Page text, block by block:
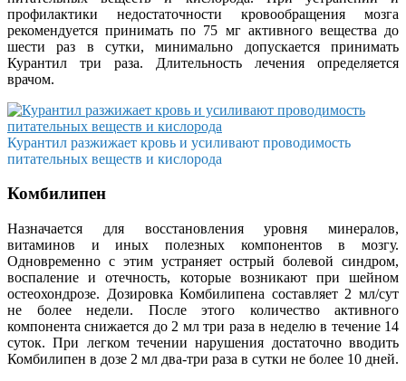
профилактики недостаточности кровообращения мозга
рекомендуется принимать по 75 мг активного вещества до
шести раз в сутки, минимально допускается принимать
Курантил три раза. Длительность лечения определяется
врачом.
Курантил разжижает кровь и усиливают проводимость
питательных веществ и кислорода
Комбилипен
Назначается для восстановления уровня минералов,
витаминов и иных полезных компонентов в мозгу.
Одновременно с этим устраняет острый болевой синдром,
воспаление и отечность, которые возникают при шейном
остеохондрозе. Дозировка Комбилипена составляет 2 мл/сут
не более недели. После этого количество активного
компонента снижается до 2 мл три раза в неделю в течение 14
суток. При легком течении нарушения достаточно вводить
Комбилипен в дозе 2 мл два-три раза в сутки не более 10 дней.